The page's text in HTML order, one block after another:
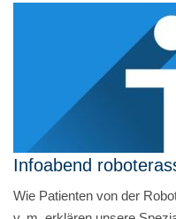
Infoabend
Wie Patienten von der